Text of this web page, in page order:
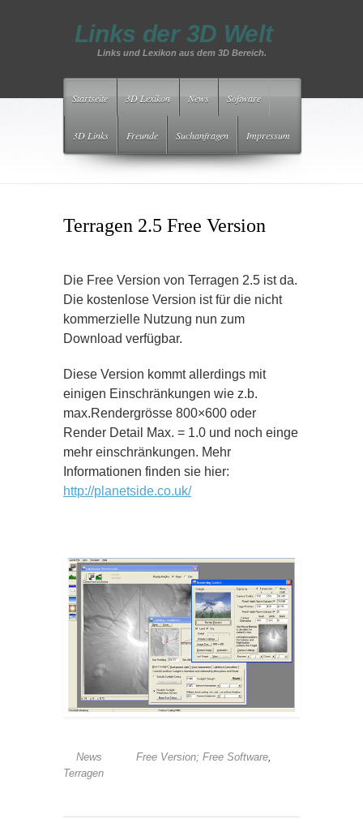
Links der 3D Welt
Links und Lexikon aus dem 3D Bereich.
Startseite 3D Lexikon News Software
3D Links Freunde Suchanfragen Impressum
Terragen 2.5 Free Version
Die Free Version von Terragen 2.5 ist da.
Die kostenlose Version ist für die nicht
kommerzielle Nutzung nun zum
Download verfügbar.
Diese Version kommt allerdings mit
einigen Einschränkungen wie z.b.
max.Rendergrösse 800×600 oder
Render Detail Max. = 1.0 und noch einge
mehr einschränkungen. Mehr
Informationen finden sie hier:
http://planetside.co.uk/
News Free Version; Free Software
Terragen